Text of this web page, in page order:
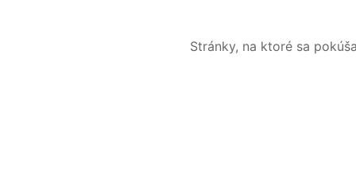
Stránky, na ktoré sa